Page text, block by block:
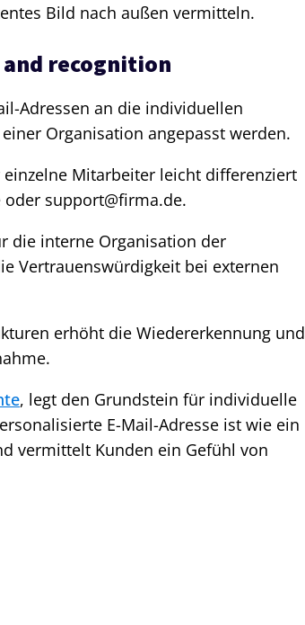
Bild nach außen vermitteln.
recognition
Adressen an die individuellen
Organisation angepasst werden.
Mitarbeiter leicht differenziert
support@firma.de.
die interne Organisation der
Vertrauenswürdigkeit bei externen
erhöht die Wiedererkennung und
, legt den Grundstein für individuelle
E-Mail-Adresse ist wie ein
vermittelt Kunden ein Gefühl von